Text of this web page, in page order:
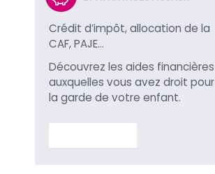
Crédit d’impôt, allocation de la
CAF, PAJE…
Découvrez les aides financières
auxquelles vous avez droit pour
la garde de votre enfant.